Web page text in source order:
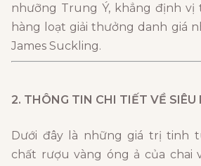
nhưỡng Trung Ý, khẳng định vị
hàng loạt giải thưởng danh giá
James Suckling.
2. THÔNG TIN CHI TIẾT VỀ SIÊU
Dưới đây là những giá trị tinh
chất rượu vàng óng ả của chai